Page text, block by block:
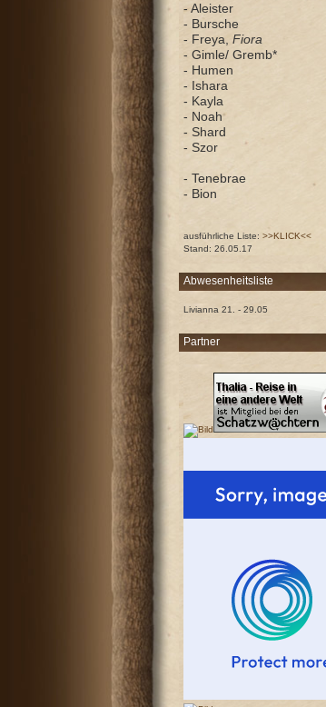
- Aleister
- Bursche
- Freya, Fiora
- Gimle/ Gremb*
- Humen
- Ishara
- Kayla
- Noah
- Shard
- Szor
- Tenebrae
- Bion
ausführliche Liste: >>KLICK<<
Stand: 26.05.17
Abwesenheitsliste
Livianna 21. - 29.05
Partner
Antworten
Antworten
Antworten